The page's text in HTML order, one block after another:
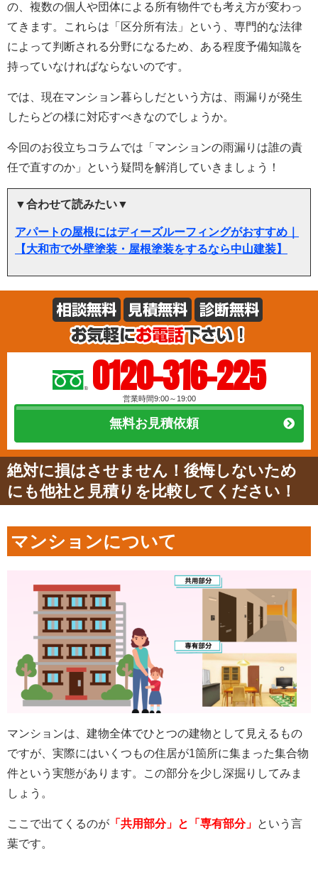
の、複数の個人や団体による所有物件でも考え方が変わっ
てきます。これらは「区分所有法」という、専門的な法律
によって判断される分野になるため、ある程度予備知識を
持っていなければならないのです。
では、現在マンション暮らしだという方は、雨漏りが発生
したらどの様に対応すべきなのでしょうか。
今回のお役立ちコラムでは「マンションの雨漏りは誰の責
任で直すのか」という疑問を解消していきましょう！
▼合わせて読みたい▼
アパートの屋根にはディーズルーフィングがおすすめ｜
【大和市で外壁塗装・屋根塗装をするなら中山建装】
0120-316-225
営業時間9:00～19:00
無料お見積依頼
絶対に損はさせません！後悔しないため
にも他社と見積りを比較してください！
マンションについて
マンションは、建物全体でひとつの建物として見えるもの
ですが、実際にはいくつもの住居が1箇所に集まった集合物
件という実態があります。この部分を少し深掘りしてみま
しょう。
ここで出てくるのが 「共用部分」と「専有部分」 という言
葉です。